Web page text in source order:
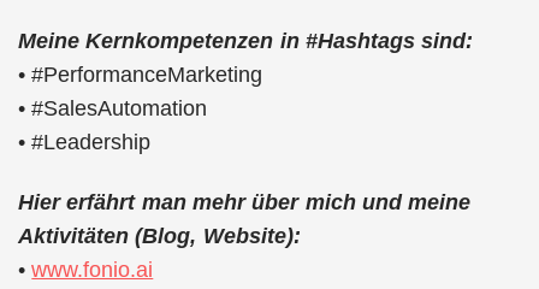
Meine Kernkompetenzen in #Hashtags sind:
• #PerformanceMarketing
• #SalesAutomation
• #Leadership
Hier erfährt man mehr über mich und meine
Aktivitäten (Blog, Website):
•www.fonio.ai